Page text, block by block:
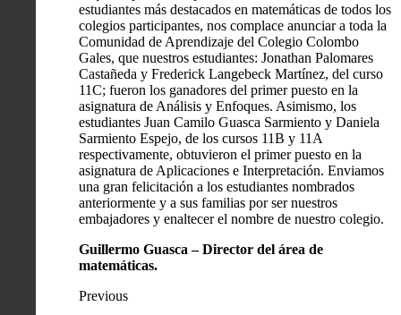
estudiantes más destacados en matemáticas de todos los
colegios participantes, nos complace anunciar a toda la
Comunidad de Aprendizaje del Colegio Colombo
Gales, que nuestros estudiantes: Jonathan Palomares
Castañeda y Frederick Langebeck Martínez, del curso
11C; fueron los ganadores del primer puesto en la
asignatura de Análisis y Enfoques. Asimismo, los
estudiantes Juan Camilo Guasca Sarmiento y Daniela
Sarmiento Espejo, de los cursos 11B y 11A
respectivamente, obtuvieron el primer puesto en la
asignatura de Aplicaciones e Interpretación. Enviamos
una gran felicitación a los estudiantes nombrados
anteriormente y a sus familias por ser nuestros
embajadores y enaltecer el nombre de nuestro colegio.
Guillermo Guasca – Director del área de
matemáticas.
Previous